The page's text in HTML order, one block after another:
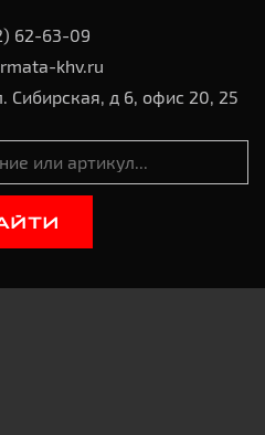
62-63-09
khv.ru
Сибирская, д 6, офис 20, 25